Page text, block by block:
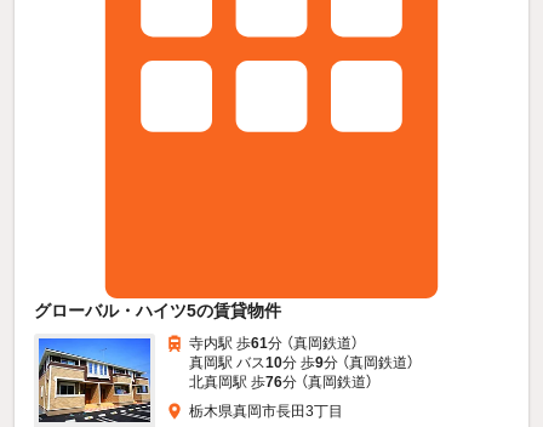
グローバル・ハイツ5の賃貸物件
寺内駅 歩61分 （真岡鉄道）
真岡駅 バス10分 歩9分 （真岡鉄道）
北真岡駅 歩76分 （真岡鉄道）
栃木県真岡市長田3丁目